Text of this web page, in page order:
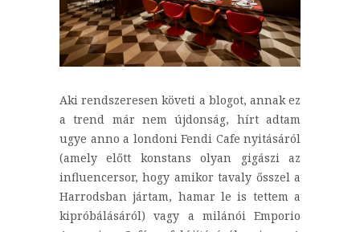
Aki rendszeresen követi a blogot, annak ez
a trend már nem újdonság, hírt adtam
ugye anno a londoni Fendi Cafe nyitásáról
(amely előtt konstans olyan gigászi az
influencersor, hogy amikor tavaly ősszel a
Harrodsban jártam, hamar le is tettem a
kipróbálásáról) vagy a milánói Emporio